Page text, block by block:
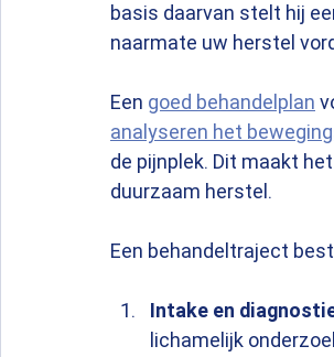
basis daarvan stelt hij
naarmate uw herstel
Een goed behandelplan
analyseren het
de pijnplek. Dit maakt
duurzaam herstel.
Een behandeltraject
Intake en
lichamelijk